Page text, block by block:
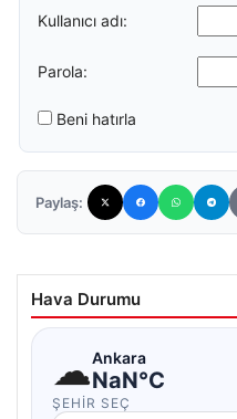
Kullanıcı adı:
Parola:
Beni hatırla
Paylaş:
Hava Durumu
☁Ankara
NaN°C
ŞEHIR SEÇ